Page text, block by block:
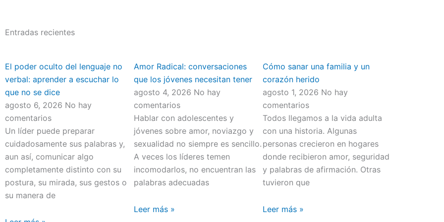
Entradas recientes
El poder oculto del lenguaje no
verbal: aprender a escuchar lo
que no se dice
agosto 6, 2026 No hay
comentarios
Un líder puede preparar
cuidadosamente sus palabras y,
aun así, comunicar algo
completamente distinto con su
postura, su mirada, sus gestos o
su manera de
Amor Radical: conversaciones
que los jóvenes necesitan tener
agosto 4, 2026 No hay
comentarios
Hablar con adolescentes y
jóvenes sobre amor, noviazgo y
sexualidad no siempre es sencillo.
A veces los líderes temen
incomodarlos, no encuentran las
palabras adecuadas
Leer más »
Cómo sanar una familia y un
corazón herido
agosto 1, 2026 No hay
comentarios
Todos llegamos a la vida adulta
con una historia. Algunas
personas crecieron en hogares
donde recibieron amor, seguridad
y palabras de afirmación. Otras
tuvieron que
Leer más »